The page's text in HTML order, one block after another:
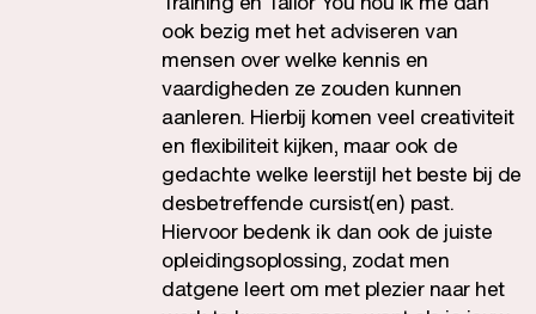
ook bezig met het adviseren van
mensen over welke kennis en
vaardigheden ze zouden kunnen
aanleren. Hierbij komen veel creativiteit
en flexibiliteit kijken, maar ook de
gedachte welke leerstijl het beste bij de
desbetreffende cursist(en) past.
Hiervoor bedenk ik dan ook de juiste
opleidingsoplossing, zodat men
datgene leert om met plezier naar het